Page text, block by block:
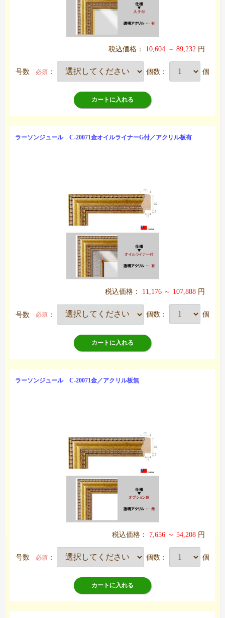
税込価格： 10,604 ～ 89,232 円
号数 必須 ： 個数： 個
カートに入れる
ラーソンジュール C-20071金オイルライナーG付／アクリル板有
税込価格： 11,176 ～ 107,888 円
号数 必須 ： 個数： 個
カートに入れる
ラーソンジュール C-20071金／アクリル板無
税込価格： 7,656 ～ 54,208 円
号数 必須 ： 個数： 個
カートに入れる